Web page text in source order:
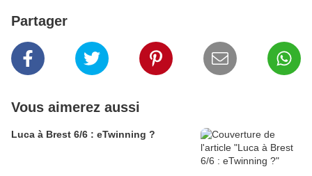
Partager
Vous aimerez aussi
Luca à Brest 6/6 : eTwinning ?